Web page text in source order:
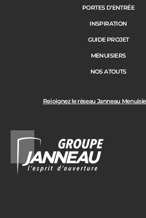
Suivant
Rejoignez le réseau Janneau
PORTES D’ENTRÉE
INSPIRATION
GUIDE PROJET
MENUISIERS
NOS ATOUTS